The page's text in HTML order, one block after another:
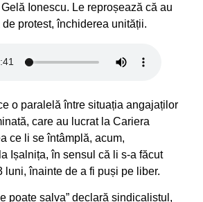
Ionescu. Le reproșează că au
protest, închiderea unității.
o paralelă între situația angajaților
care au lucrat la Cariera
ce li se întâmplă, acum,
Ișalnița, în sensul că li s-a făcut
luni, înainte de a fi puși pe liber.
poate salva” declară sindicalistul,